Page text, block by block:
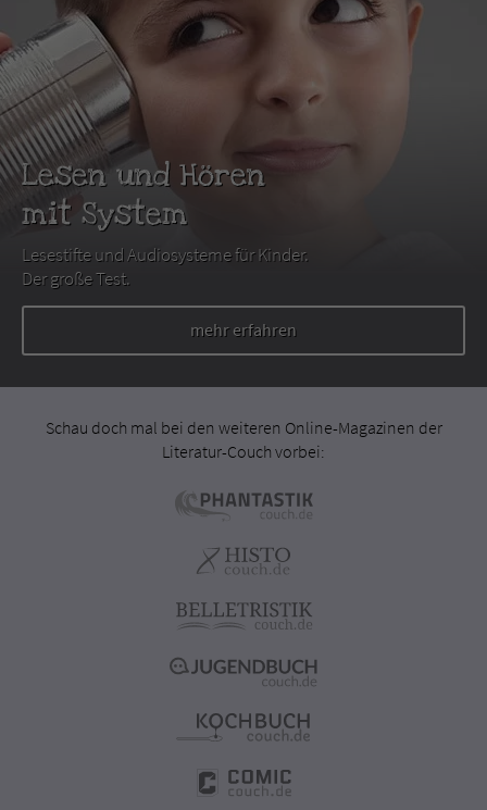
Lesen und Hören
mit System
Lesestifte und Audiosysteme für Kinder.
Der große Test.
mehr erfahren
Schau doch mal bei den weiteren Online-Magazinen der
Literatur-Couch vorbei: